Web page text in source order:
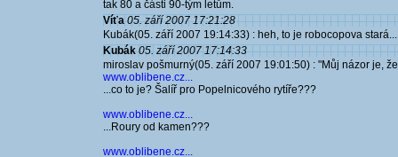
tak 80 a části 90-tým letům.
Víťa 05. září 2007 17:21:28
Kubák(05. září 2007 19:14:33) : heh, to je robocopova stará...
Kubák 05. září 2007 17:14:33
miroslav pošmurný(05. září 2007 19:01:50) : "Můj názor je,
www.oblibene.cz...
...co to je? Šalíř pro Popelnicového rytíře???
www.oblibene.cz...
...Roury od kamen???
www.oblibene.cz...